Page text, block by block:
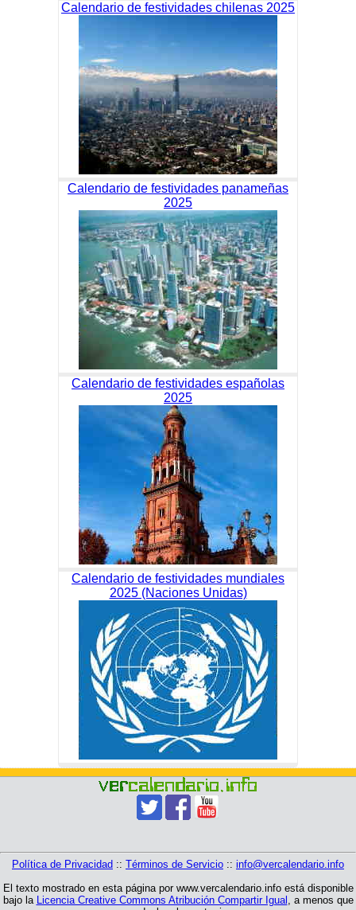
Calendario de festividades chilenas 2025
Calendario de festividades panameñas
2025
Calendario de festividades españolas
2025
Calendario de festividades mundiales
2025 (Naciones Unidas)
Política de Privacidad :: Términos de Servicio :: info@vercalendario.info
El texto mostrado en esta página por www.vercalendario.info está disponible
bajo la Licencia Creative Commons Atribución Compartir Igual , a menos que